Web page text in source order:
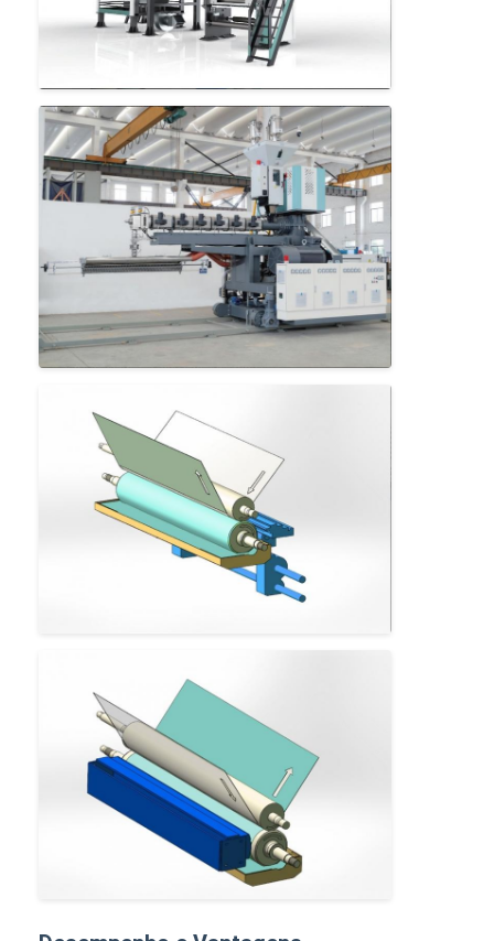
máquina de revestimento de papel
O dobro tomou partido máquina de estratificação
Peças da máquina da laminação
Máquina fundida derretimento da tela